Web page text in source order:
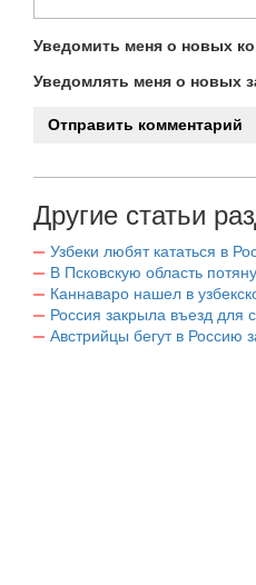
Уведомить меня о новых
Уведомлять меня о новых
Другие статьи
Узбеки любят кататься в
В Псковскую область
Каннаваро нашел в
Россия закрыла въезд для
Австрийцы бегут в Россию